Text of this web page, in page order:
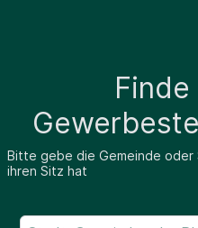
Bitte gebe die Gemeinde oder
ihren Sitz hat